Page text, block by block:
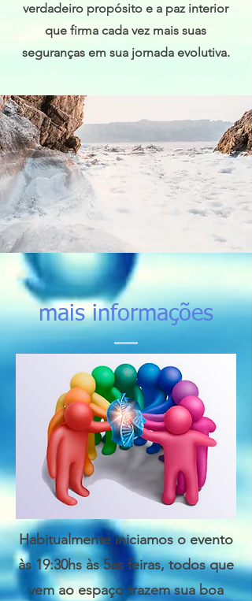
verdadeiro propósito e a paz interior
que firma cada vez mais suas
seguranças em sua jornada evolutiva.
mais informações
Habitualmente iniciamos o evento
às 19:30hs às 5as feiras, todos que
vem ao espaço trazem sua boa